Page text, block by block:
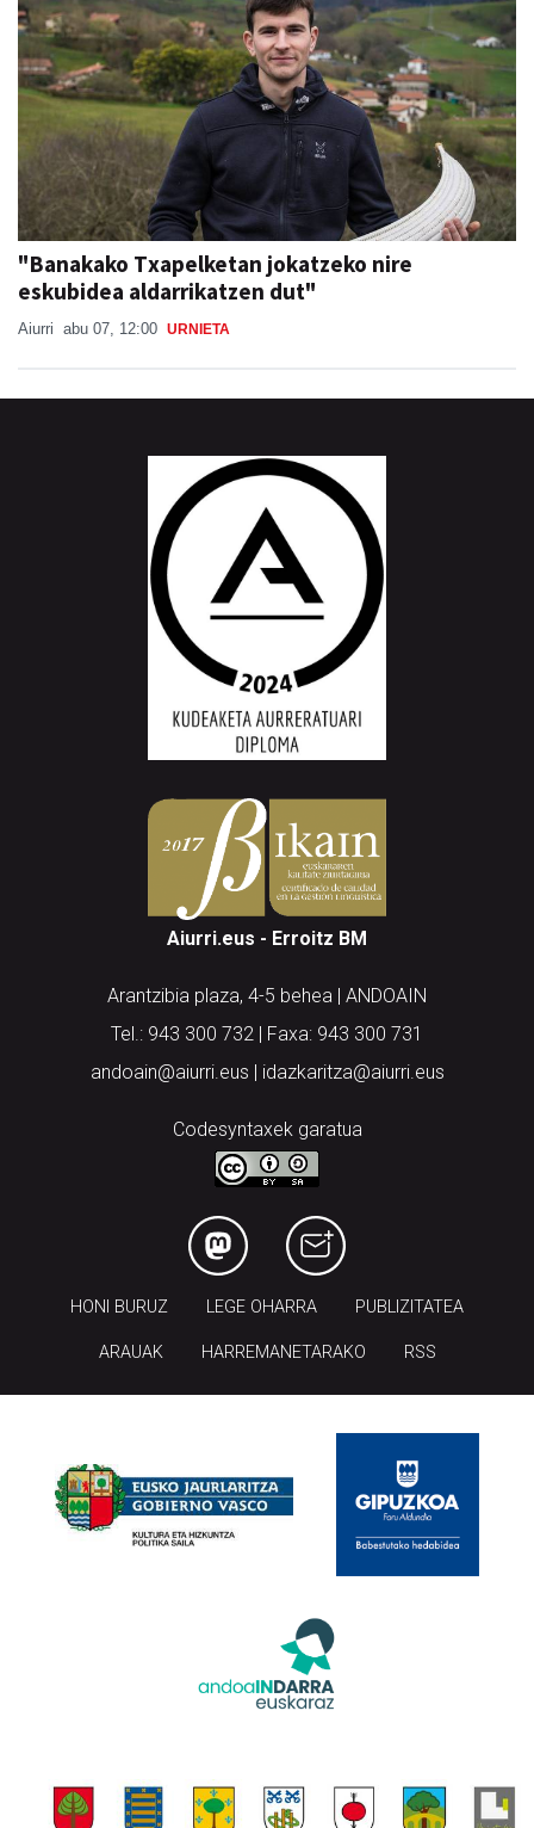
"Banakako Txapelketan jokatzeko nire
eskubidea aldarrikatzen dut"
Aiurri abu 07, 12:00 URNIETA
Aiurri.eus - Erroitz BM
Arantzibia plaza, 4-5 behea | ANDOAIN
Tel.: 943 300 732 | Faxa: 943 300 731
andoain@aiurri.eus | idazkaritza@aiurri.eus
Codesyntaxek garatua
HONI BURUZ LEGE OHARRA PUBLIZITATEA
ARAUAK HARREMANETARAKO RSS